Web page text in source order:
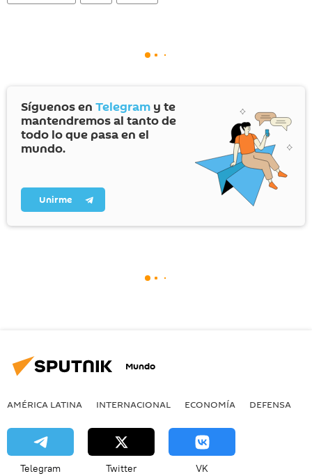
Síguenos en Telegram y te
mantendremos al tanto de
todo lo que pasa en el
mundo.
Unirme
Mundo
AMÉRICA LATINA INTERNACIONAL ECONOMÍA DEFENSA
Telegram Twitter VK